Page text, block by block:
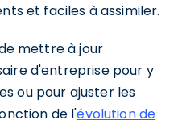
et faciles à assimiler.
mettre à jour
d'entreprise pour y
ou pour ajuster les
de l'évolution de